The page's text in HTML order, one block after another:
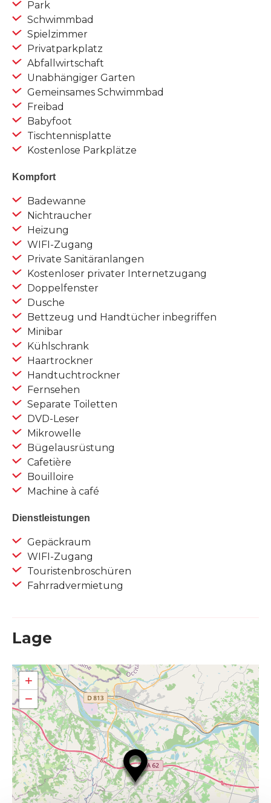
Park
Schwimmbad
Spielzimmer
Privatparkplatz
Abfallwirtschaft
Unabhängiger Garten
Gemeinsames Schwimmbad
Freibad
Babyfoot
Tischtennisplatte
Kostenlose Parkplätze
Kompfort
Badewanne
Nichtraucher
Heizung
WIFI-Zugang
Private Sanitäranlangen
Kostenloser privater Internetzugang
Doppelfenster
Dusche
Bettzeug und Handtücher inbegriffen
Minibar
Kühlschrank
Haartrockner
Handtuchtrockner
Fernsehen
Separate Toiletten
DVD-Leser
Mikrowelle
Bügelausrüstung
Cafetière
Bouilloire
Machine à café
Dienstleistungen
Gepäckraum
WIFI-Zugang
Touristenbroschüren
Fahrradvermietung
Lage
+
−